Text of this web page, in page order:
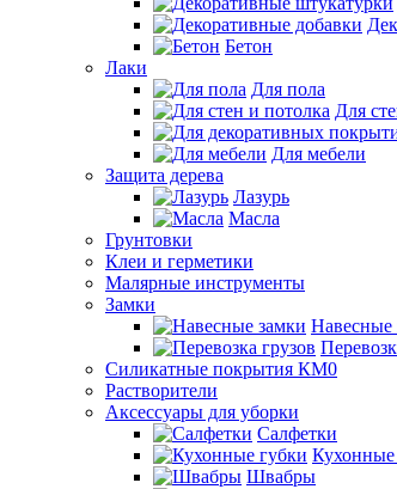
Бетон
Лаки
Для пола
Для
Для мебели
Защита дерева
Лазурь
Масла
Грунтовки
Клеи и герметики
Малярные инструменты
Замки
Навесные
Силикатные покрытия КМ0
Растворители
Аксессуары для уборки
Салфетки
Кухонные
Швабры